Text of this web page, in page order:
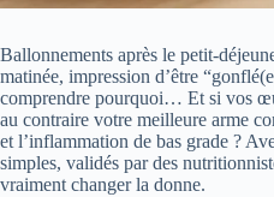
Ballonnements après le petit-
matinée, impression d’être
comprendre pourquoi… Et si vos
au contraire votre meilleure arme
et l’inflammation de bas grade ?
simples, validés par des
vraiment changer la donne.